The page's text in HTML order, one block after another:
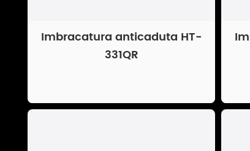
Imbracatura anticaduta HT-
331QR